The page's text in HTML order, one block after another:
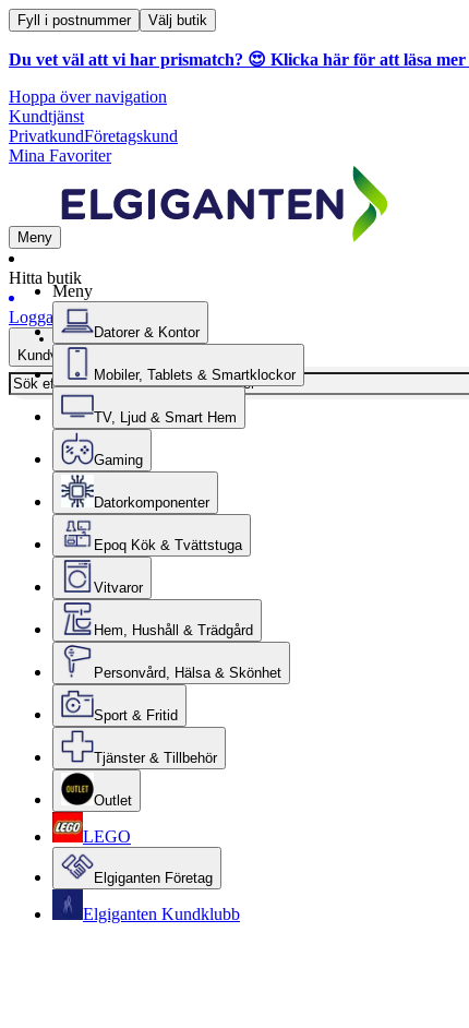
Fyll i postnummer Välj butik
Du vet väl att vi har prismatch? 😍 Klicka här för att läsa mer
Hoppa över navigation
Kundtjänst
PrivatkundFöretagskund
Mina Favoriter
Meny
Hitta butik
Logga in
Kundvagn
Meny
Datorer & Kontor
Mobiler, Tablets & Smartklockor
TV, Ljud & Smart Hem
Gaming
Datorkomponenter
Epoq Kök & Tvättstuga
Vitvaror
Hem, Hushåll & Trädgård
Personvård, Hälsa & Skönhet
Sport & Fritid
Tjänster & Tillbehör
Outlet
LEGO
Elgiganten Företag
Elgiganten Kundklubb